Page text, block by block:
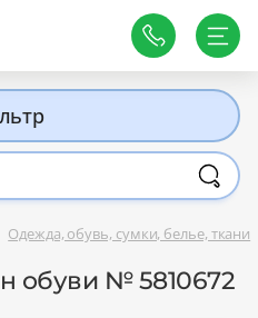
Одежда, обувь, сумки, белье, ткани
обуви № 5810672